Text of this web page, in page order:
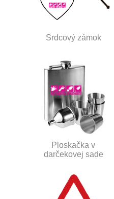
Srdcový zámok
Ploskačka v
darčekovej sade